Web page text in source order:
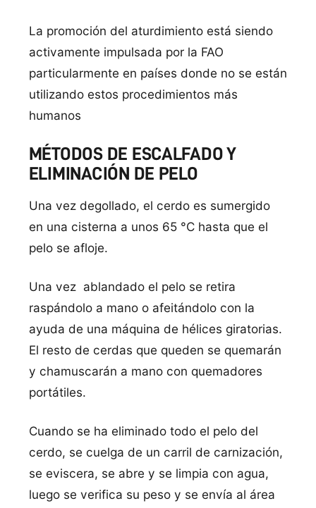
La promoción del aturdimiento está siendo
activamente impulsada por la FAO
particularmente en países donde no se están
utilizando estos procedimientos más
humanos
MÉTODOS DE ESCALFADO Y
ELIMINACIÓN DE PELO
Una vez degollado, el cerdo es sumergido
en una cisterna a unos 65 °C hasta que el
pelo se afloje.
Una vez ablandado el pelo se retira
raspándolo a mano o afeitándolo con la
ayuda de una máquina de hélices giratorias.
El resto de cerdas que queden se quemarán
y chamuscarán a mano con quemadores
portátiles.
Cuando se ha eliminado todo el pelo del
cerdo, se cuelga de un carril de carnización,
se eviscera, se abre y se limpia con agua,
luego se verifica su peso y se envía al área